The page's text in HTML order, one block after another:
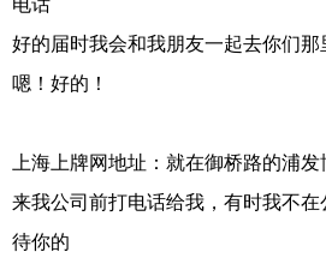
好的届时我会和我朋友一起去你们那
嗯！好的！
上海上牌网地址：就在御桥路的浦发
来我公司前打电话给我，有时我不
待你的